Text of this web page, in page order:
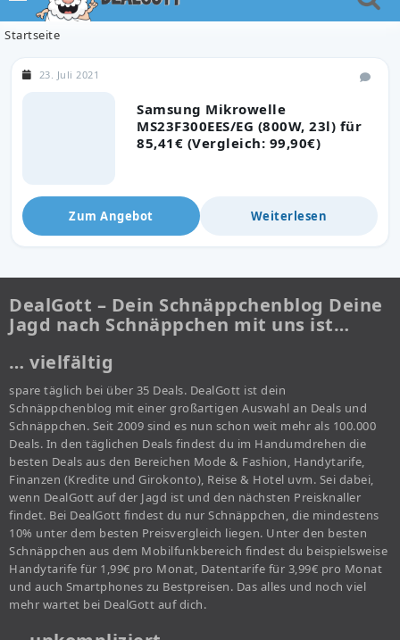
Startseite
Samsung Mikrowelle
MS23F300EES/EG (800W, 23l) für
85,41€ (Vergleich: 99,90€)
23. Juli 2021
Zum Angebot Weiterlesen
DealGott – Dein Schnäppchenblog Deine
Jagd nach Schnäppchen mit uns ist…
… vielfältig
spare täglich bei über 35 Deals. DealGott ist dein
Schnäppchenblog mit einer großartigen Auswahl an Deals und
Schnäppchen. Seit 2009 sind es nun schon weit mehr als 100.000
Deals. In den täglichen Deals findest du im Handumdrehen die
besten Deals aus den Bereichen Mode & Fashion, Handytarife,
Finanzen (Kredite und Girokonto), Reise & Hotel uvm. Sei dabei,
wenn DealGott auf der Jagd ist und den nächsten Preisknaller
findet. Bei DealGott findest du nur Schnäppchen, die mindestens
10% unter dem besten Preisvergleich liegen. Unter den besten
Schnäppchen aus dem Mobilfunkbereich findest du beispielsweise
Handytarife für 1,99€ pro Monat, Datentarife für 3,99€ pro Monat
und auch Smartphones zu Bestpreisen. Das alles und noch viel
mehr wartet bei DealGott auf dich.